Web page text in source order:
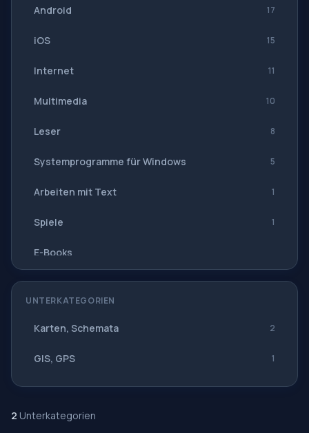
Android 17
iOS 15
Internet 11
Multimedia 10
Leser 8
Systemprogramme für Windows 5
Arbeiten mit Text 1
Spiele 1
E-Books
Navigation, GPS
UNTERKATEGORIEN
Karten, Schemata 2
GIS, GPS 1
2 Unterkategorien